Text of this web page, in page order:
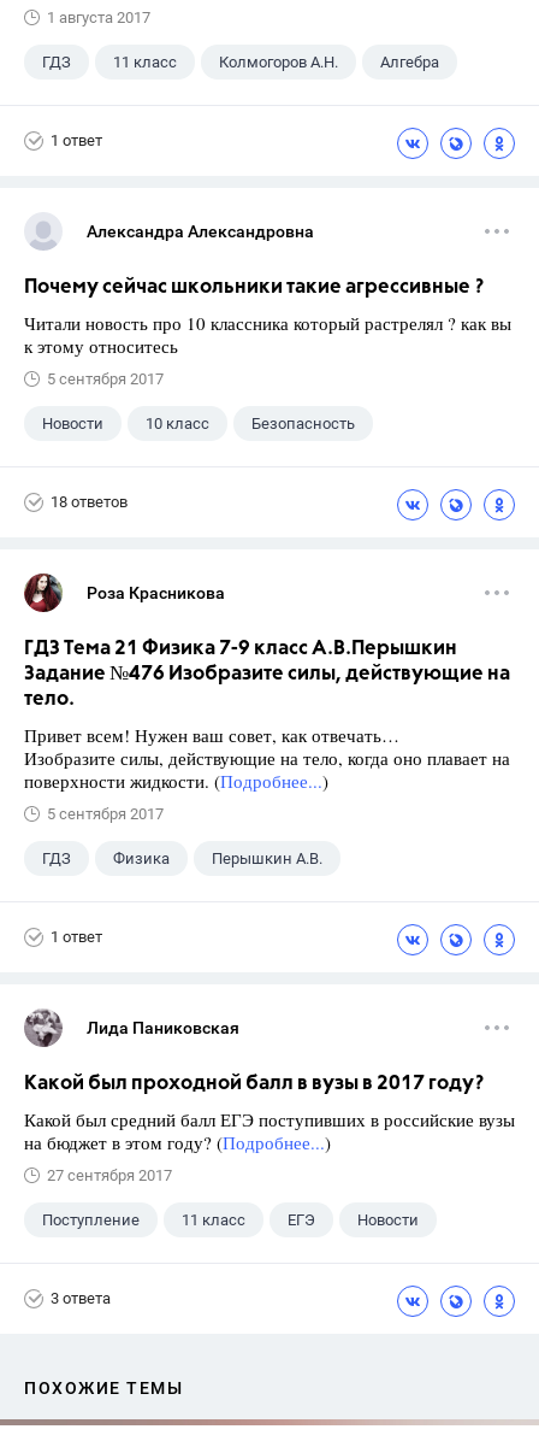
1 августа 2017
ГДЗ 11 класс Колмогоров А.Н. Алгебра
1 ответ
Александра Александровна
Почему сейчас школьники такие агрессивные ?
Читали новость про 10 классника который растрелял ? как вы
к этому относитесь
5 сентября 2017
Новости 10 класс Безопасность
18 ответов
Роза Красникова
ГДЗ Тема 21 Физика 7-9 класс А.В.Перышкин
Задание №476 Изобразите силы, действующие на
тело.
Привет всем! Нужен ваш совет, как отвечать…
Изобразите силы, действующие на тело, когда оно плавает на
поверхности жидкости. (Подробнее...)
5 сентября 2017
ГДЗ Физика Перышкин А.В.
1 ответ
Лида Паниковская
Какой был проходной балл в вузы в 2017 году?
Какой был средний балл ЕГЭ поступивших в российские вузы
на бюджет в этом году? (Подробнее...)
27 сентября 2017
Поступление 11 класс ЕГЭ Новости
3 ответа
ПОХОЖИЕ ТЕМЫ